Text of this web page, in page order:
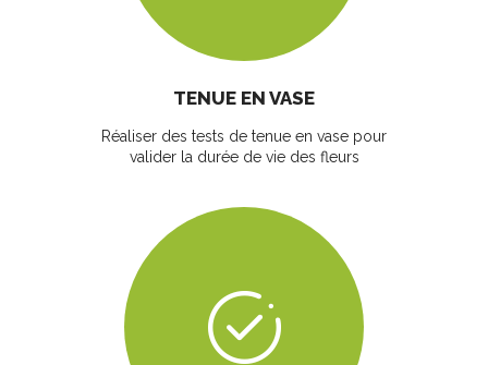
TENUE EN VASE
Réaliser des tests de tenue en vase pour
valider la durée de vie des fleurs